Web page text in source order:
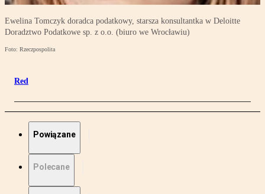
Ewelina Tomczyk doradca podatkowy, starsza konsultantka w Deloitte
Doradztwo Podatkowe sp. z o.o. (biuro we Wrocławiu)
Foto: Rzeczpospolita
Red
Powiązane
Polecane